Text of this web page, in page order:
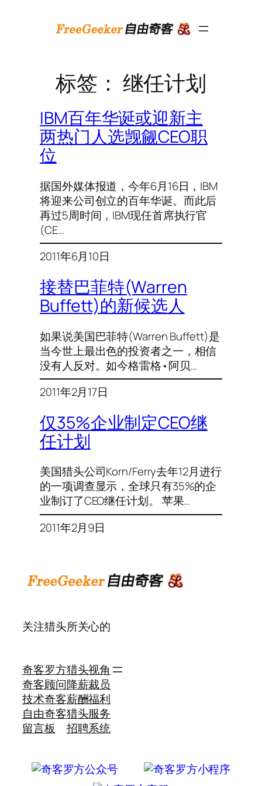
标签： 继任计划
IBM百年华诞或迎新主
两热门人选觊觎CEO职
位
据国外媒体报道，今年6月16日，IBM
将迎来公司创立的百年华诞。而此后
再过5周时间，IBM现任首席执行官
(CE…
2011年6月10日
接替巴菲特(Warren
Buffett)的新候选人
如果说美国巴菲特(Warren Buffett)是
当今世上最出色的投资者之一，相信
没有人反对。如今格雷格•阿贝…
2011年2月17日
仅35%企业制定CEO继
任计划
美国猎头公司Korn/Ferry去年12月进行
的一项调查显示，全球只有35%的企
业制订了CEO继任计划。 苹果…
2011年2月9日
关注猎头所关心的
奇客罗方
奇客顾问
技术奇客
自由奇客
留言板
猎头视角
降薪裁员
薪酬福利
猎头服务
招聘系统